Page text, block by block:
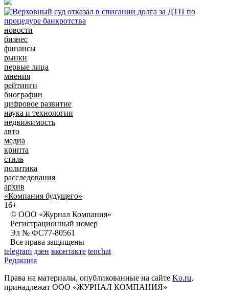
новости
бизнес
финансы
рынки
первые лица
мнения
рейтинги
биографии
цифровое развитие
наука и технологии
недвижимость
авто
медиа
крипта
стиль
политика
расследования
архив
«Компания будущего»
16+
© ООО «Журнал Компания»
Регистрационный номер
Эл № ФС77-80561
Все права защищены
telegram дзен вконтакте tenchat
Редакция
Права на материалы, опубликованные на сайте Ko.ru,
принадлежат ООО «ЖУРНАЛ КОМПАНИЯ»